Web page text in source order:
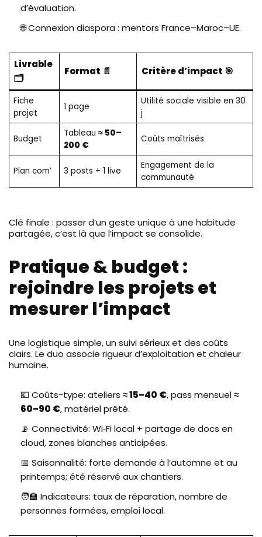
d’évaluation.
🌐 Connexion diaspora : mentors France–Maroc–UE.
Livrable
🗂️
Format 📄 Critère d’impact 🎯
Fiche
projet
1 page
Utilité sociale visible en 30
j
Budget
Tableau ≈ 50–
200 €
Coûts maîtrisés
Plan com’ 3 posts + 1 live
Engagement de la
communauté
Clé finale : passer d’un geste unique à une habitude
partagée, c’est là que l’impact se consolide.
Pratique & budget :
rejoindre les projets et
mesurer l’impact
Une logistique simple, un suivi sérieux et des coûts
clairs. Le duo associe rigueur d’exploitation et chaleur
humaine.
💶 Coûts-type: ateliers ≈ 15–40 €, pass mensuel≈
60–90 €, matériel prêté.
📡 Connectivité: Wi‑Fi local + partage de docs en
cloud, zones blanches anticipées.
📅 Saisonnalité: forte demande à l’automne et au
printemps; été réservé aux chantiers.
🧑‍🏫 Indicateurs: taux de réparation, nombre de
personnes formées, emploi local.